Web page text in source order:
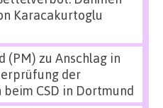
Karacakurtoglu
(PM) zu Anschlag in
der
CSD in Dortmund